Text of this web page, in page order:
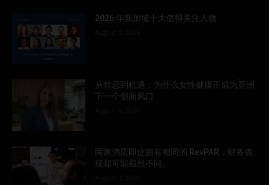
2026 年新加坡十大值得关注人物
从禁忌到机遇：为什么女性健康正成为亚洲
下一个创新风口
两家酒店即使拥有相同的 RevPAR，财务表
现却可能截然不同。